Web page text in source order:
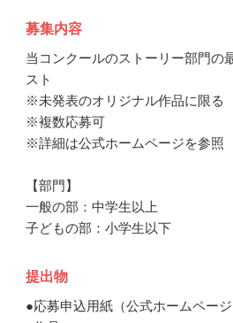
募集内容
当コンクールのストーリー部門の
スト
※未発表のオリジナル作品に限る
※複数応募可
※詳細は公式ホームページを参照
【部門】
一般の部：中学生以上
子どもの部：小学生以下
提出物
●応募申込用紙（公式ホームページ